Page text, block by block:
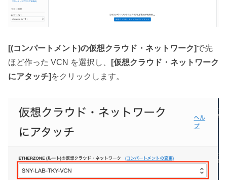
[(コンパートメント)の仮想クラウド・ネットワーク]で先
ほど作った VCN を選択し、
[仮想クラウド・ネットワーク
にアタッチ] をクリックします。